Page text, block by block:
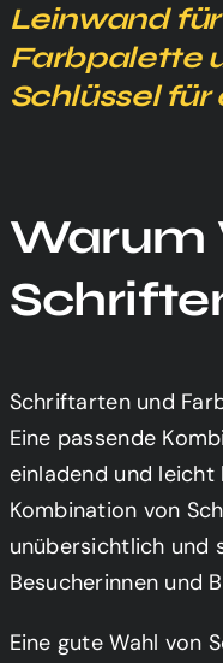
Leinwand
Farbpalette
Schlüssel
Warum
Schriftarten und
Eine passende
einladend und leicht
Kombination von
unübersichtlich und
Besucherinnen und
Eine gute Wahl von